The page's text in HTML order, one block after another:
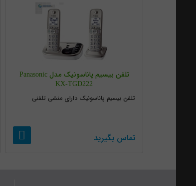
تلفن بیسیم پاناسونیک مدل Panasonic
KX-TGD222
تلفن بیسیم پاناسونیک دارای منشی تلفنی
تماس بگیرید